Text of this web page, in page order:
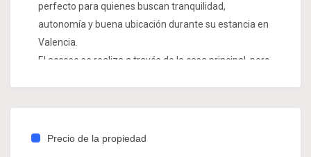
perfecto para quienes buscan tranquilidad,
autonomía y buena ubicación durante su estancia en
Valencia.
El acceso se realiza a través de la casa principal, pero
ℹ️ INFORMACIÓN IMPORTANTE
Precio de la propiedad